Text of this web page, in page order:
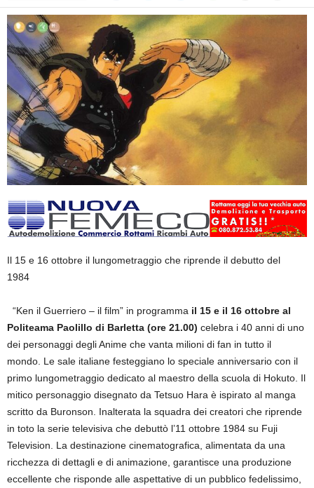
Il 15 e 16 ottobre il lungometraggio che riprende il debutto del
1984
“Ken il Guerriero – il film” in programma il 15 e il 16 ottobre al
Politeama Paolillo di Barletta (ore 21.00) celebra i 40 anni di uno
dei personaggi degli Anime che vanta milioni di fan in tutto il
mondo. Le sale italiane festeggiano lo speciale anniversario con il
primo lungometraggio dedicato al maestro della scuola di Hokuto . Il
mitico personaggio disegnato da Tetsuo Hara è ispirato al manga
scritto da Buronson . Inalterata la squadra dei creatori che riprende
in toto la serie televisiva che debuttò l’11 ottobre 1984 su Fuji
Television . La destinazione cinematografica alimentata da una
ricchezza di dettagli e di animazione, garantisce una produzione
eccellente che risponde alle aspettative di un pubblico fedelissimo,